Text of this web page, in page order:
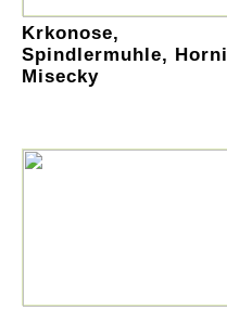
Krkonose,
Spindlermuhle, Horni
Misecky